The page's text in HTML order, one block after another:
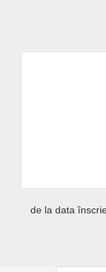
de la data